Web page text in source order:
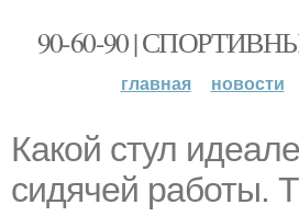
90-60-90 |
главная новости
Какой стул
сидячей работы.